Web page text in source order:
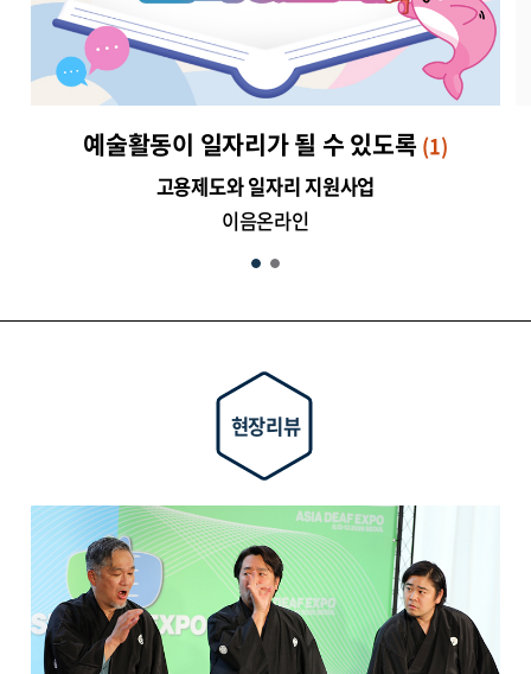
예술활동이 일자리가 될 수 있도록 (1)
고용제도와 일자리 지원사업
이음온라인
현장리뷰